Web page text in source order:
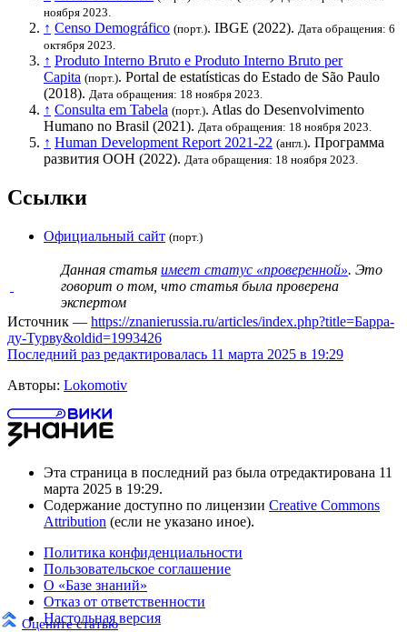
Оцените статью
ноября 2023.
↑ Censo Demográfico (порт.). IBGE (2022). Дата обращения: 6
октября 2023.
↑ Produto Interno Bruto e Produto Interno Bruto per
Capita (порт.). Portal de estatísticas do Estado de São Paulo
(2018). Дата обращения: 18 ноября 2023.
↑ Consulta em Tabela (порт.). Atlas do Desenvolvimento
Humano no Brasil (2021). Дата обращения: 18 ноября 2023.
↑ Human Development Report 2021-22 (англ.). Программа
развития ООН (2022). Дата обращения: 18 ноября 2023.
Ссылки
Официальный сайт (порт.)
Данная статья имеет статус «проверенной». Это
говорит о том, что статья была проверена
экспертом
Источник — https://znanierussia.ru/articles/index.php?title=Барра-
ду-Турву&oldid=1993426
Последний раз редактировалась 11 марта 2025 в 19:29
Авторы: Lokomotiv
Эта страница в последний раз была отредактирована 11
марта 2025 в 19:29.
Содержание доступно по лицензии Creative Commons
Attribution (если не указано иное).
Политика конфиденциальности
Пользовательское соглашение
О «Базе знаний»
Отказ от ответственности
Настольная версия